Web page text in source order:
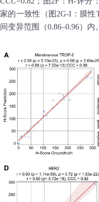
家的一致性（图2G‑I：膜性
间变异范围（0.86–0.96）